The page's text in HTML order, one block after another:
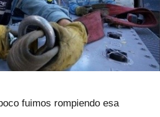
fuimos rompiendo esa